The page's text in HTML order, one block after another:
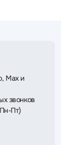
Max и
звонков
Пт)